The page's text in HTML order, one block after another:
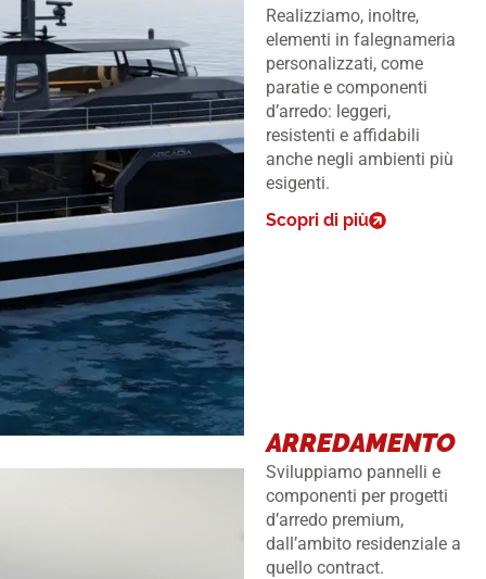
Realizziamo, inoltre,
elementi in falegnameria
personalizzati, come
paratie e componenti
d’arredo: leggeri,
resistenti e affidabili
anche negli ambienti più
esigenti.
Scopri di più
ARREDAMENTO
Sviluppiamo pannelli e
componenti per progetti
d’arredo premium,
dall’ambito residenziale a
quello contract.